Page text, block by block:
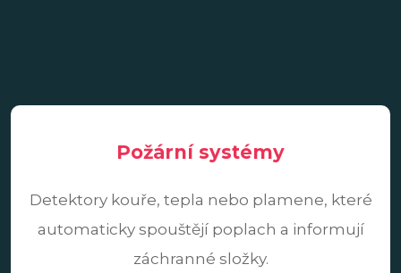
Požární systémy
Detektory kouře, tepla nebo plamene, které
automaticky spouštějí poplach a informují
záchranné složky.